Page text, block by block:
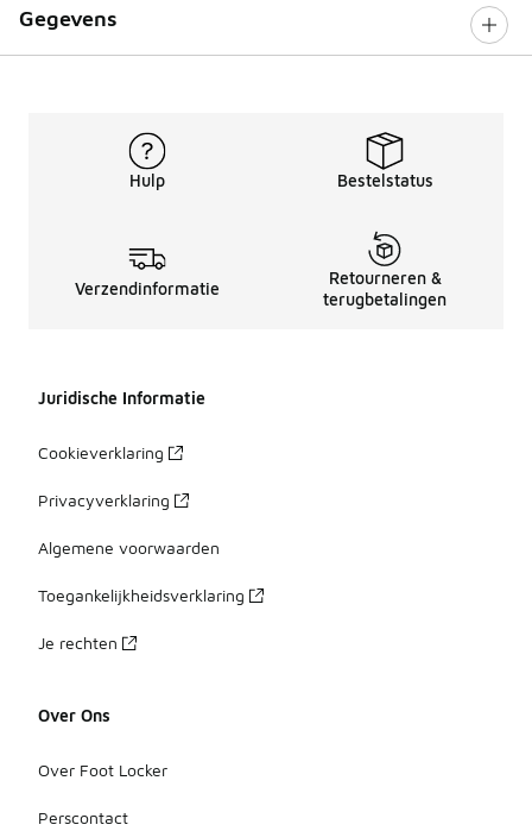
Gegevens
Hulp Bestelstatus
Verzendinformatie
Retourneren &
terugbetalingen
Juridische Informatie
Cookieverklaring
Privacyverklaring
Algemene voorwaarden
Toegankelijkheidsverklaring
Je rechten
Over Ons
Over Foot Locker
Perscontact